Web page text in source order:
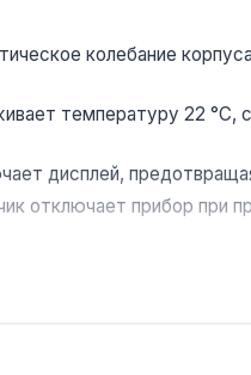
колебание
температуру 22 °C,
дисплей,
отключает прибор при